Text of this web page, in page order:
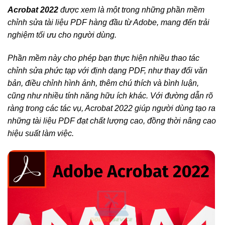
Acrobat 2022 được xem là một trong những phần mềm
chỉnh sửa tài liệu PDF hàng đầu từ Adobe, mang đến trải
nghiệm tối ưu cho người dùng.
Phần mềm này cho phép bạn thực hiện nhiều thao tác
chỉnh sửa phức tạp với định dạng PDF, như thay đổi văn
bản, điều chỉnh hình ảnh, thêm chú thích và bình luận,
cũng như nhiều tính năng hữu ích khác. Với đường dẫn rõ
ràng trong các tác vụ, Acrobat 2022 giúp người dùng tạo ra
những tài liệu PDF đạt chất lượng cao, đồng thời nâng cao
hiệu suất làm việc.